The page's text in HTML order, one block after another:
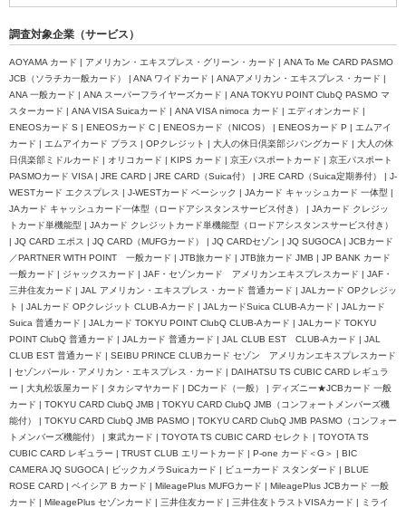
調査対象企業（サービス）
AOYAMA カード | アメリカン・エキスプレス・グリーン・カード | ANA To Me CARD PASMO
JCB（ソラチカ一般カード） | ANA ワイドカード | ANAアメリカン・エキスプレス・カード |
ANA 一般カード | ANA スーパーフライヤーズカード | ANA TOKYU POINT ClubQ PASMO マ
スターカード | ANA VISA Suicaカード | ANA VISA nimoca カード | エディオンカード |
ENEOSカード S | ENEOSカード C | ENEOSカード（NICOS） | ENEOSカード P | エムアイ
カード | エムアイカード プラス | OPクレジット | 大人の休日倶楽部ジパングカード | 大人の休
日倶楽部ミドルカード | オリコカード | KIPS カード | 京王パスポートカード | 京王パスポート
PASMOカード VISA | JRE CARD | JRE CARD（Suica付） | JRE CARD（Suica定期券付） | J-
WESTカード エクスプレス | J-WESTカード ベーシック | JAカード キャッシュカード 一体型 |
JAカード キャッシュカード一体型（ロードアシスタンスサービス付き） | JAカード クレジッ
トカード単機能型 | JAカード クレジットカード単機能型（ロードアシスタンスサービス付き）
| JQ CARD エポス | JQ CARD（MUFGカード） | JQ CARDセゾン | JQ SUGOCA | JCBカード
／PARTNER WITH POINT 一般カード | JTB旅カード | JTB旅カード JMB | JP BANK カード
一般カード | ジャックスカード | JAF・セゾンカード アメリカンエキスプレスカード | JAF・
三井住友カード | JAL アメリカン・エキスプレス・カード 普通カード | JALカード OPクレジッ
ト | JALカード OPクレジット CLUB-Aカード | JALカードSuica CLUB-Aカード | JALカード
Suica 普通カード | JALカード TOKYU POINT ClubQ CLUB-Aカード | JALカード TOKYU
POINT ClubQ 普通カード | JALカード 普通カード | JAL CLUB EST CLUB-Aカード | JAL
CLUB EST 普通カード | SEIBU PRINCE CLUBカード セゾン アメリカンエキスプレスカード
| セゾンパール・アメリカン・エキスプレス・カード | DAIHATSU TS CUBIC CARD レギュラ
ー | 大丸松坂屋カード | タカシマヤカード | DCカード（一般） | ディズニー★JCBカード 一般
カード | TOKYU CARD ClubQ JMB | TOKYU CARD ClubQ JMB（コンフォートメンバーズ機
能付） | TOKYU CARD ClubQ JMB PASMO | TOKYU CARD ClubQ JMB PASMO（コンフォー
トメンバーズ機能付） | 東武カード | TOYOTA TS CUBIC CARD セレクト | TOYOTA TS
CUBIC CARD レギュラー | TRUST CLUB エリートカード | P-one カード＜G＞ | BIC
CAMERA JQ SUGOCA | ビックカメラSuicaカード | ビューカード スタンダード | BLUE
ROSE CARD | ベイシア B カード | MileagePlus MUFGカード | MileagePlus JCBカード 一般
カード | MileagePlus セゾンカード | 三井住友カード | 三井住友トラストVISAカード | ミライ